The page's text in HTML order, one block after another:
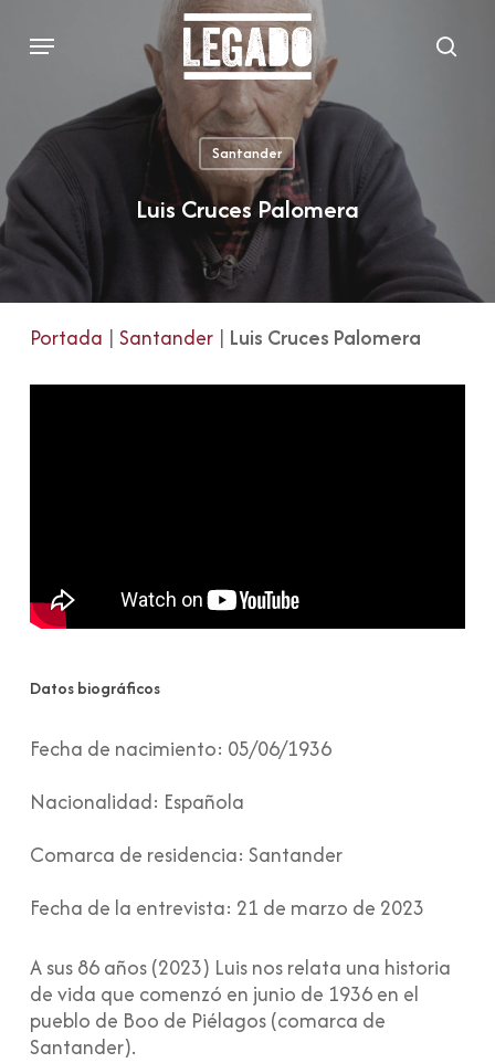
Menu
Santander
Luis Cruces Palomera
Portada | Santander| Luis Cruces Palomera
Datos biográficos
Fecha de nacimiento: 05/06/1936
Nacionalidad: Española
Comarca de residencia: Santander
Fecha de la entrevista: 21 de marzo de 2023
A sus 86 años (2023) Luis nos relata una historia
de vida que comenzó en junio de 1936 en el
pueblo de Boo de Piélagos (comarca de
Santander).